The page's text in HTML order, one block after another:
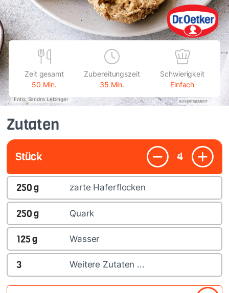
Foto: Sandra Leibinger
Zeit gesamt
50 Min.
Zubereitungszeit
35 Min.
Schwierigkeit
Einfach
ADVERTISEMENT
Zutaten
Stück 4
250g zarte Haferflocken
250g Quark
125g Wasser
3 Weitere Zutaten ...